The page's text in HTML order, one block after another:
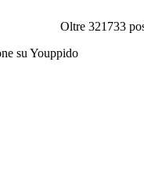
Oltre 321733
su Youppido